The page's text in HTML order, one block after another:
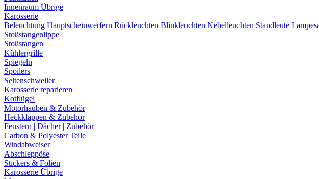
Innenraum Übrige
Karosserie
Beleuchtung Hauptscheinwerfern Rückleuchten Blinkleuchten Nebelleuchten Standleute
Stoßstangenlippe
Stoßstangen
Kühlergrille
Spiegeln
Spoilers
Seitenschweller
Karosserie reparieren
Kotflügel
Motorhauben & Zubehör
Heckklappen & Zubehör
Fenstern | Dächer | Zubehör
Carbon & Polyester Teile
Windabweiser
Abschleppöse
Stickers & Folien
Karosserie Übrige